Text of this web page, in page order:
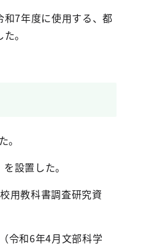
7年度に使用する、都
。
設置した。
用教科書調査研究資
令和6年4月文部科学